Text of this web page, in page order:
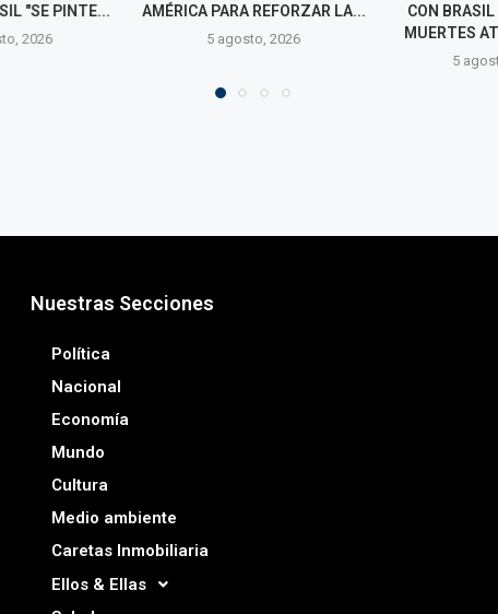
REFORZAR LA...
2026
CON BRASIL TRAS NUEVE
MUERTES ATRIBUIDOS A...
EL
4
Nuestras Secciones
Política
Nacional
Economía
Mundo
Cultura
Medio ambiente
Caretas Inmobiliaria
Ellos & Ellas